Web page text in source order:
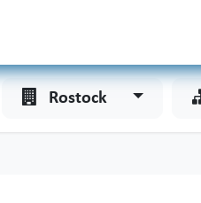
Rostock